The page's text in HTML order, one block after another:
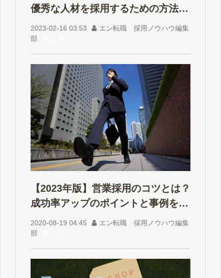
優秀な人材を採用するための方法を
紹介！
2023-02-16 03:53
エン転職 採用ノウハウ編集
部
【2023年版】営業採用のコツとは？
成功率アップのポイントと事例を解
説！
2020-08-19 04:45
エン転職 採用ノウハウ編集
部